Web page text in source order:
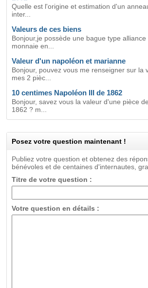
Quelle est l'origine et estimation d'un
inter...
Valeurs de ces biens
Bonjour,je possède une bague type
monnaie en...
Valeur d'un napoléon et marianne
Bonjour, pouvez vous me renseigner sur la
mes 2 pièc...
10 centimes Napoléon III de 1862
Bonjour, savez vous la valeur d'une pièce
1862 ? m...
Posez votre question maintenant !
Publiez votre question et obtenez des
bénévoles et de centaines d'internautes,
Titre de votre question :
Votre question en détails :